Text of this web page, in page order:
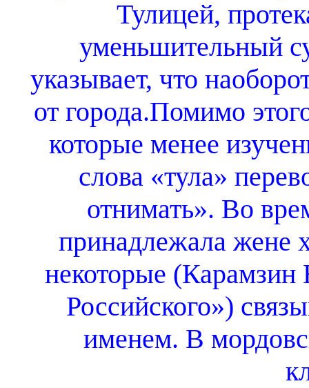
Тулицей,
уменьшительный
указывает, что
от города.Помимо
которые менее
слова «тула»
отнимать». Во
принадлежала жене
некоторые (Карамзин
Российского»)
именем. В